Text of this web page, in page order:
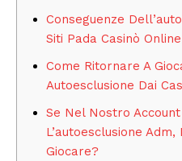
Conseguenze
Siti Pada Casinò Online
Come Ritornare A
Autoesclusione Dai
Se Nel Nostro
L’autoesclusione
Giocare?